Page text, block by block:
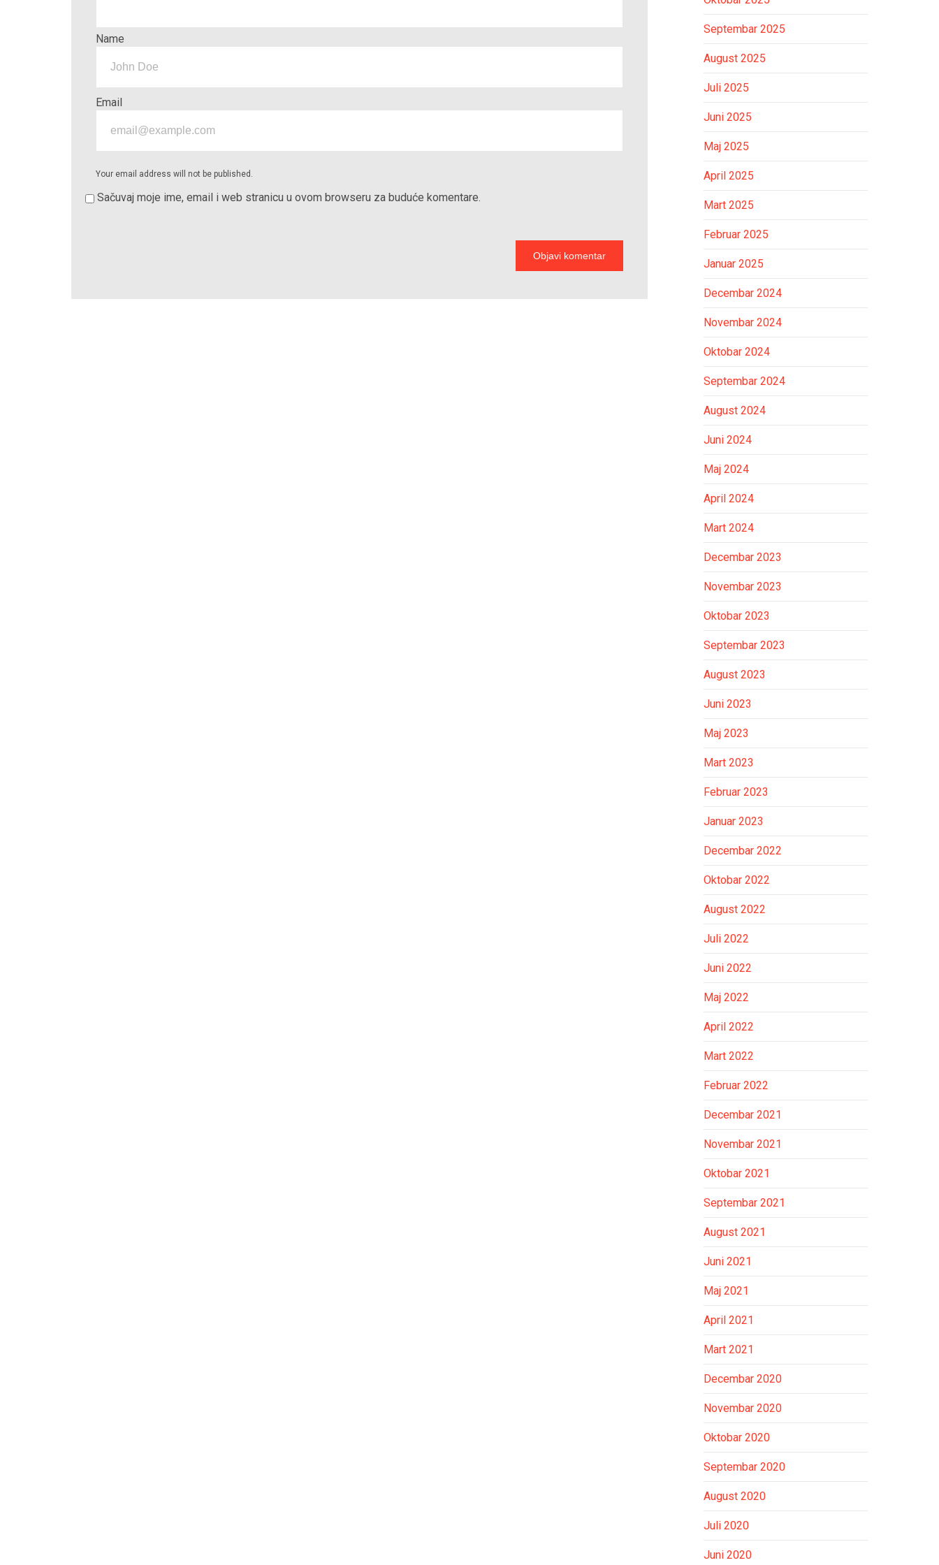
Name
Email
Your email address will not be published.
Sačuvaj moje ime, email i web stranicu u ovom browseru za buduće komentare.
Septembar 2025
August 2025
Juli 2025
Juni 2025
Maj 2025
April 2025
Mart 2025
Februar 2025
Januar 2025
Decembar 2024
Novembar 2024
Oktobar 2024
Septembar 2024
August 2024
Juni 2024
Maj 2024
April 2024
Mart 2024
Decembar 2023
Novembar 2023
Oktobar 2023
Septembar 2023
August 2023
Juni 2023
Maj 2023
Mart 2023
Februar 2023
Januar 2023
Decembar 2022
Oktobar 2022
August 2022
Juli 2022
Juni 2022
Maj 2022
April 2022
Mart 2022
Februar 2022
Decembar 2021
Novembar 2021
Oktobar 2021
Septembar 2021
August 2021
Juni 2021
Maj 2021
April 2021
Mart 2021
Decembar 2020
Novembar 2020
Oktobar 2020
Septembar 2020
August 2020
Juli 2020
Juni 2020